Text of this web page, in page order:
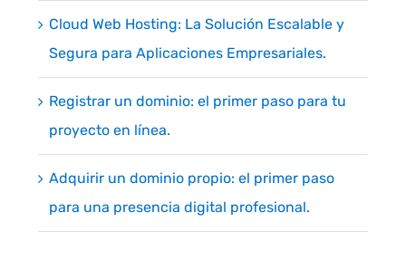
Cloud Web Hosting: La Solución Escalable y
Segura para Aplicaciones Empresariales.
Registrar un dominio: el primer paso para tu
proyecto en línea.
Adquirir un dominio propio: el primer paso
para una presencia digital profesional.